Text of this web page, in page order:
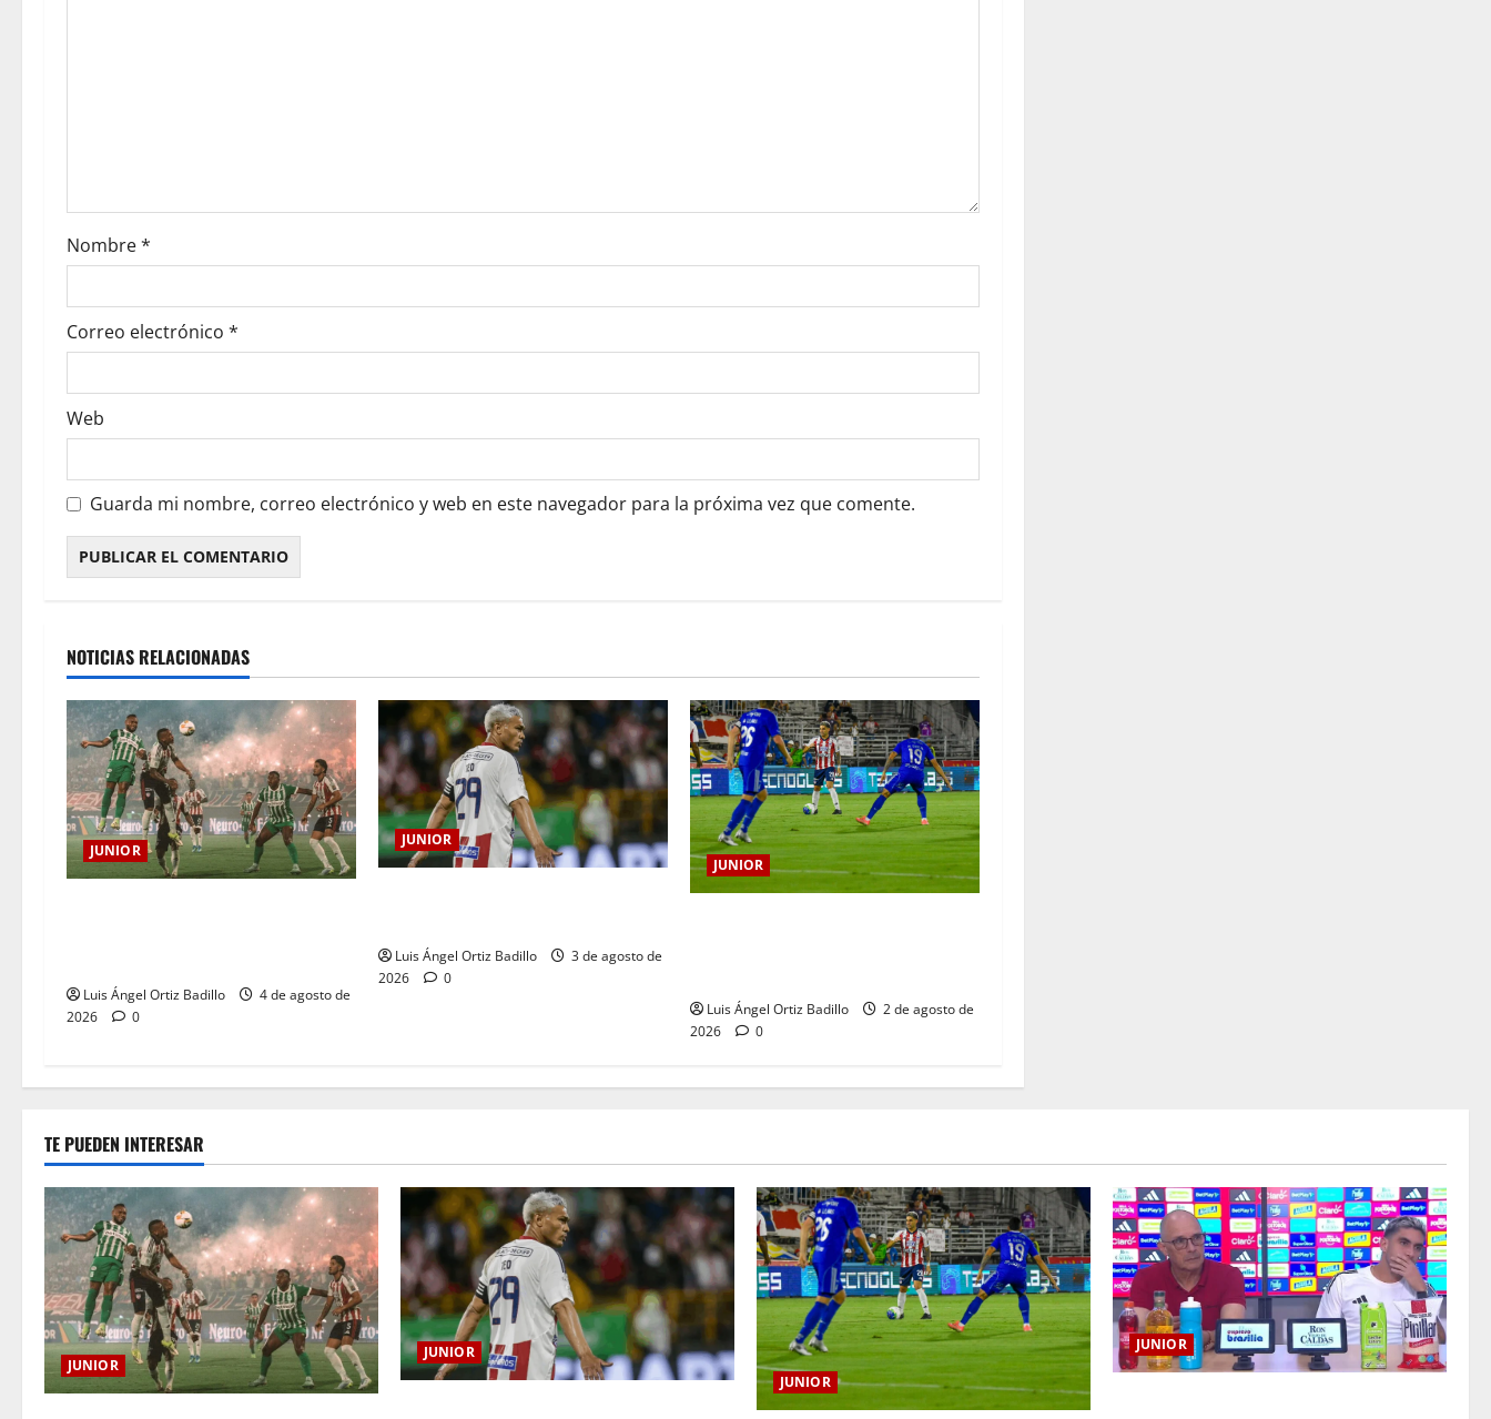
Nombre*
Correo electrónico *
Web
Guarda mi nombre, correo electrónico y web en este navegador para la próxima vez que comente.
NOTICIAS RELACIONADAS
JUNIOR
Luis Ángel Ortiz Badillo
4 de agosto de
2026
0
JUNIOR
Luis Ángel Ortiz Badillo
3 de agosto de
2026
0
JUNIOR
Luis Ángel Ortiz Badillo
2 de agosto de
2026
0
TE PUEDEN INTERESAR
JUNIOR
JUNIOR
JUNIOR
JUNIOR